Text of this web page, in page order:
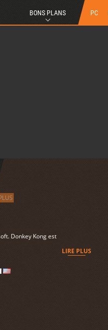
BONS PLANS PC
Donkey Kong est
LIRE PLUS